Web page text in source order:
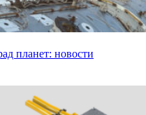
планет: новости